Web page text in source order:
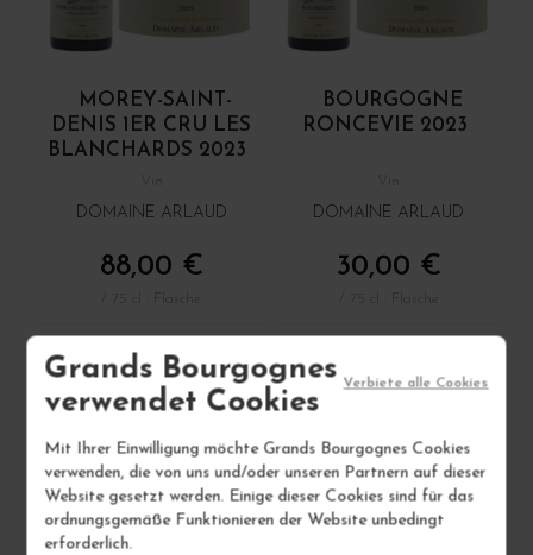
Grands Bourgognes
verwendet Cookies
Mit Ihrer Einwilligung möchte Grands Bourgognes Cookies
verwenden, die von uns und/oder unseren Partnern auf dieser
Website gesetzt werden. Einige dieser Cookies sind für das
ordnungsgemäße Funktionieren der Website unbedingt
erforderlich.
Verbiete alle Cookies
MOREY-SAINT-
DENIS 1ER CRU LES
BLANCHARDS 2023
DOMAINE ARLAUD
88,00 €
1
BOURGOGNE
RONCEVIE 2023
DOMAINE ARLAUD
30,00 €
Showing 1 - 12 of 12 items